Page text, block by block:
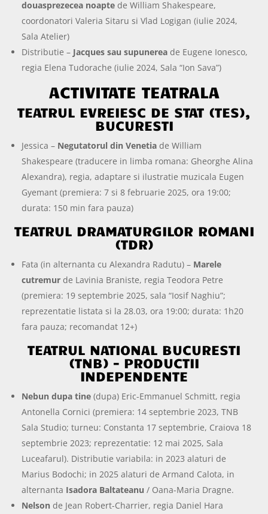
douasprezecea noapte de William Shakespeare,
coordonatori Valeria Sitaru si Vlad Logigan (iulie 2024,
Sala Atelier)
Distributie – Jacques sau supunerea de Eugene Ionesco,
regia Elena Tudorache (iulie 2024, Sala “Ion Sava”)
ACTIVITATE TEATRALA
TEATRUL EVREIESC DE STAT (TES),
BUCURESTI
Jessica – Negutatorul din Venetia de William
Shakespeare (traducere in limba romana: Gheorghe Alina
Alexandra), regia, adaptare si ilustratie muzicala Eugen
Gyemant (premiera: 7 si 8 februarie 2025, ora 19:00;
durata: 150 min fara pauza)
TEATRUL DRAMATURGILOR ROMANI
(TDR)
Fata (in alternanta cu Alexandra Radutu) – Marele
cutremur de Lavinia Braniste, regia Teodora Petre
(premiera: 19 septembrie 2025, sala “Iosif Naghiu”;
reprezentatie listata si la 28.03, ora 19:00; durata: 1h20
fara pauza; recomandat 12+)
TEATRUL NATIONAL BUCURESTI
(TNB) – PRODUCTII
INDEPENDENTE
Nebun dupa tine (dupa) Eric-Emmanuel Schmitt, regia
Antonella Cornici (premiera: 14 septembrie 2023, TNB
Sala Studio; turneu: Constanta 17 septembrie, Craiova 18
septembrie 2023; reprezentatie: 12 mai 2025, Sala
Luceafarul). Distributie variabila: in 2023 alaturi de
Marius Bodochi; in 2025 alaturi de Armand Calota, in
alternanta Isadora Baltateanu / Oana-Maria Dragne.
Nelson de Jean Robert-Charrier, regia Daniel Hara